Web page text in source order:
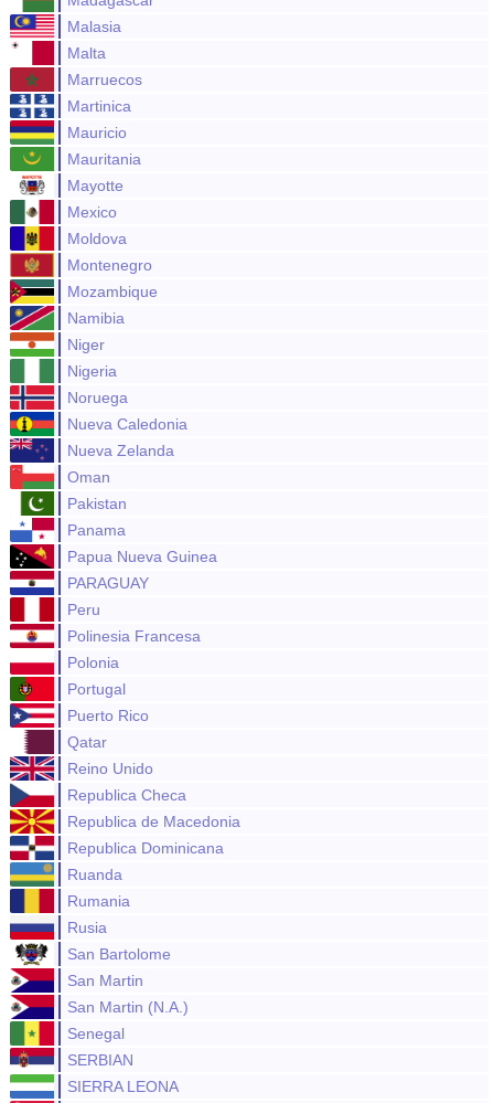
Malasia
Malta
Marruecos
Martinica
Mauricio
Mauritania
Mayotte
Mexico
Moldova
Montenegro
Mozambique
Namibia
Niger
Nigeria
Noruega
Nueva Caledonia
Nueva Zelanda
Oman
Pakistan
Panama
Papua Nueva Guinea
PARAGUAY
Peru
Polinesia Francesa
Polonia
Portugal
Puerto Rico
Qatar
Reino Unido
Republica Checa
Republica de Macedonia
Republica Dominicana
Ruanda
Rumania
Rusia
San Bartolome
San Martin
San Martin (N.A.)
Senegal
SERBIAN
SIERRA LEONA